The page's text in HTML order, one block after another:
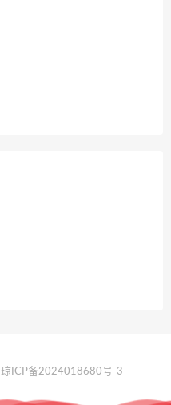
琼ICP备2024018680号-3